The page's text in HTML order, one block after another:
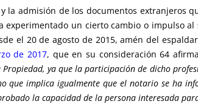
la admisión de los documentos extranjeros
experimentado un cierto cambio o impulso al
el 20 de agosto de 2015, amén del
de 2017, que en su consideración 64
Propiedad, ya que la participación de dicho
que implica igualmente que el notario se ha
la capacidad de la persona interesada